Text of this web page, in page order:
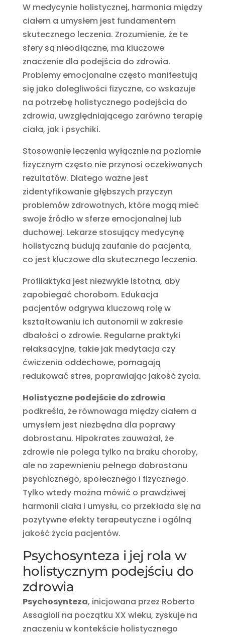
W medycynie holistycznej, harmonia między
ciałem a umysłem jest fundamentem
skutecznego leczenia. Zrozumienie, że te
sfery są nieodłączne, ma kluczowe
znaczenie dla podejścia do zdrowia.
Problemy emocjonalne często manifestują
się jako dolegliwości fizyczne, co wskazuje
na potrzebę holistycznego podejścia do
zdrowia, uwzględniającego zarówno terapię
ciała, jak i psychiki.
Stosowanie leczenia wyłącznie na poziomie
fizycznym często nie przynosi oczekiwanych
rezultatów. Dlatego ważne jest
zidentyfikowanie głębszych przyczyn
problemów zdrowotnych, które mogą mieć
swoje źródło w sferze emocjonalnej lub
duchowej. Lekarze stosujący medycynę
holistyczną budują zaufanie do pacjenta,
co jest kluczowe dla skutecznego leczenia.
Profilaktyka jest niezwykle istotna, aby
zapobiegać chorobom. Edukacja
pacjentów odgrywa kluczową rolę w
kształtowaniu ich autonomii w zakresie
dbałości o zdrowie. Regularne praktyki
relaksacyjne, takie jak medytacja czy
ćwiczenia oddechowe, pomagają
redukować stres, poprawiając jakość życia.
Holistyczne podejście do zdrowia
podkreśla, że równowaga między ciałem a
umysłem jest niezbędna dla poprawy
dobrostanu. Hipokrates zauważał, że
zdrowie nie polega tylko na braku choroby,
ale na zapewnieniu pełnego dobrostanu
psychicznego, społecznego i fizycznego.
Tylko wtedy można mówić o prawdziwej
harmonii ciała i umysłu, co przekłada się na
pozytywne efekty terapeutyczne i ogólną
jakość życia pacjentów.
Psychosynteza i jej rola w
holistycznym podejściu do
zdrowia
Psychosynteza, inicjowana przez Roberto
Assagioli na początku XX wieku, zyskuje na
znaczeniu w kontekście holistycznego